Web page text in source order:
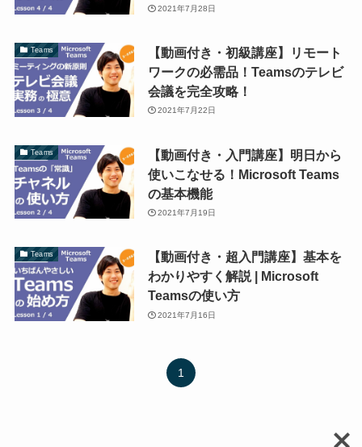
2021年7月28日
Teams
【動画付き・初級講座】リモート
ワークの必需品！Teamsのテレビ
会議を完全攻略！
2021年7月22日
Teams
【動画付き・入門講座】明日から
使いこなせる！Microsoft Teams
の基本機能
2021年7月19日
Teams
【動画付き・超入門講座】基本を
わかりやすく解説 | Microsoft
Teamsの使い方
2021年7月16日
1